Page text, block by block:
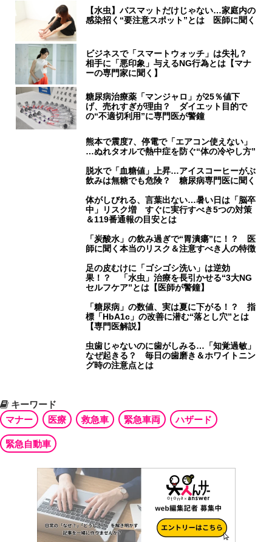
【水虫】バスマットだけじゃない…家庭内の
感染招く“要注意スポット”とは 医師に聞く
ビジネスで「スマートウォッチ」は失礼？
相手に「悪印象」与えるNG行為とは【マナ
ーの専門家に聞く】
糖尿病治療薬「マンジャロ」が25％値下
げ、売れすぎが理由？ ダイエット目的で
の“不適切利用”に専門医が警鐘
熊本で震度7、停電で「エアコン使えない」
…ぬれタオルで熱中症を防ぐ“体の冷やし方”
脱水で「血糖値」上昇…アイスコーヒーがぶ
飲みは無糖でも危険？ 糖尿病専門医に聞く
体がしびれる、言葉出ない…暑い日は「脳卒
中」リスク増 すぐに実行すべき5つの対策
＆119番通報の目安とは
「炭酸水」の飲み過ぎで“胃潰瘍”に！？ 医
師に聞く本当のリスク＆注意すべき人の特徴
足の皮むけに「ゴシゴシ洗い」は逆効
果！？ 「水虫」治療を長引かせる“3大NG
セルフケア”とは【医師が警鐘】
「糖尿病」の数値、実は夏に下がる！？ 指
標「HbA1c」の改善に潜む“落とし穴”とは
【専門医解説】
虫歯じゃないのに歯がしみる…「知覚過敏」
なぜ起きる？ 毎日の歯磨き＆ホワイトニン
グ時の注意点とは
キーワード
マナー
医療 救急車 緊急車両 ハザード
緊急自動車